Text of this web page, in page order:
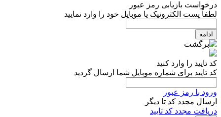
درخواست بازیابی رمز عبور
لطفاً پست الکترونیک یا موبایل خود را وارد نمایید
ادامه
کد تایید را وارد کنید
کد تایید برای شماره موبایل شما ارسال گردید
ورود با رمز عبور
ارسال مجدد کد تا دیگر
دریافت مجدد کد تایید